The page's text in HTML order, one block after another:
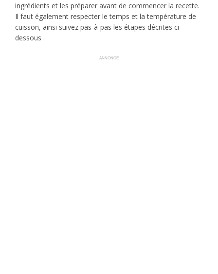
ingrédients et les préparer avant de commencer la recette.
Il faut également respecter le temps et la température de
cuisson, ainsi suivez pas-à-pas les étapes décrites ci-
dessous .
ANNONCE